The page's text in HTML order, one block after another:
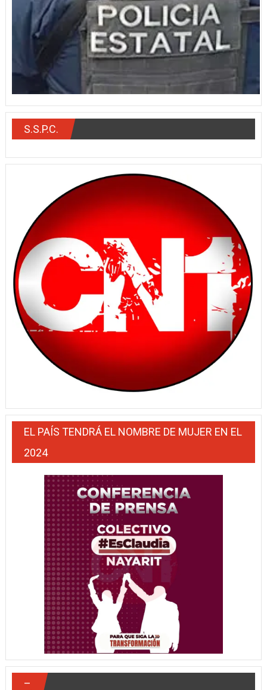
S.S.P.C.
EL PAÍS TENDRÁ EL NOMBRE DE MUJER EN EL
2024
–